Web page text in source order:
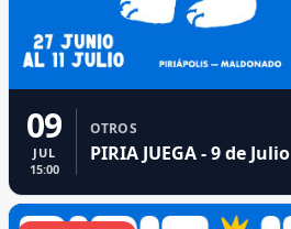
09
JUL
15:00
OTROS
PIRIA JUEGA - 9 de Julio